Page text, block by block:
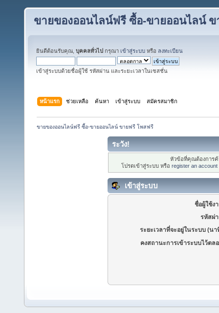
ขายของออนไลน์ฟรี ซื้อ-ขายออนไลน์
ยินดีต้อนรับคุณ, บุคคลทั่วไป กรุณา เข้าสู่ระบบ หรือ ลงทะเบียน
เข้าสู่ระบบด้วยชื่อผู้ใช้ รหัสผ่าน และระยะเวลาในเซสชั่น
หน้าแรก ช่วยเหลือ ค้นหา เข้าสู่ระบบ สมัครสมาชิก
ขายของออนไลน์ฟรี ซื้อ-ขายออนไลน์ ขายฟรี โพสฟรี
ระวัง!
หัวข้อที่คุณต้องการ
โปรดเข้าสู่ระบบ หรือ register an account
เข้าสู่ระบบ
ชื่อผู้ใช้ง
รหัสผ่
ระยะเวลาที่จะอยู่ในระบบ (นา
คงสถานะการเข้าระบบไว้ตล